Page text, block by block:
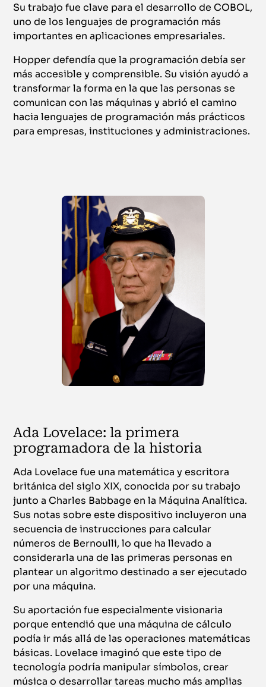
Su trabajo fue clave para el desarrollo de COBOL,
uno de los lenguajes de programación más
importantes en aplicaciones empresariales.
Hopper defendía que la programación debía ser
más accesible y comprensible. Su visión ayudó a
transformar la forma en la que las personas se
comunican con las máquinas y abrió el camino
hacia lenguajes de programación más prácticos
para empresas, instituciones y administraciones.
Ada Lovelace: la primera
programadora de la historia
Ada Lovelace fue una matemática y escritora
británica del siglo XIX, conocida por su trabajo
junto a Charles Babbage en la Máquina Analítica.
Sus notas sobre este dispositivo incluyeron una
secuencia de instrucciones para calcular
números de Bernoulli, lo que ha llevado a
considerarla una de las primeras personas en
plantear un algoritmo destinado a ser ejecutado
por una máquina.
Su aportación fue especialmente visionaria
porque entendió que una máquina de cálculo
podía ir más allá de las operaciones matemáticas
básicas. Lovelace imaginó que este tipo de
tecnología podría manipular símbolos, crear
música o desarrollar tareas mucho más amplias